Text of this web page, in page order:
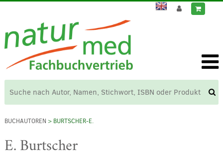
BUCHAUTOREN > BURTSCHER-E.
E. Burtscher